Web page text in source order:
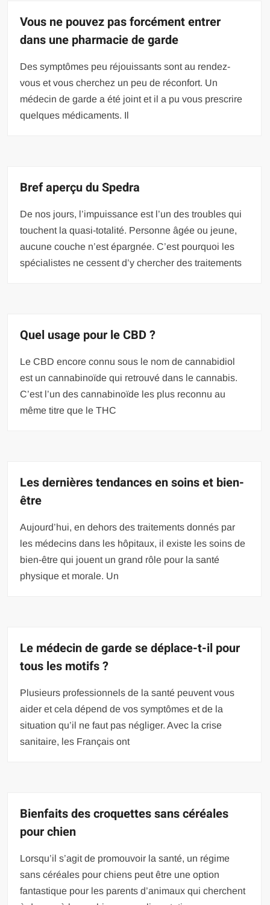
Vous ne pouvez pas forcément entrer
dans une pharmacie de garde
Des symptômes peu réjouissants sont au rendez-
vous et vous cherchez un peu de réconfort. Un
médecin de garde a été joint et il a pu vous prescrire
quelques médicaments. Il
Bref aperçu du Spedra
De nos jours, l’impuissance est l’un des troubles qui
touchent la quasi-totalité. Personne âgée ou jeune,
aucune couche n’est épargnée. C’est pourquoi les
spécialistes ne cessent d’y chercher des traitements
Quel usage pour le CBD ?
Le CBD encore connu sous le nom de cannabidiol
est un cannabinoïde qui retrouvé dans le cannabis.
C’est l’un des cannabinoïde les plus reconnu au
même titre que le THC
Les dernières tendances en soins et bien-
être
Aujourd’hui, en dehors des traitements donnés par
les médecins dans les hôpitaux, il existe les soins de
bien-être qui jouent un grand rôle pour la santé
physique et morale. Un
Le médecin de garde se déplace-t-il pour
tous les motifs ?
Plusieurs professionnels de la santé peuvent vous
aider et cela dépend de vos symptômes et de la
situation qu’il ne faut pas négliger. Avec la crise
sanitaire, les Français ont
Bienfaits des croquettes sans céréales
pour chien
Lorsqu’il s’agit de promouvoir la santé, un régime
sans céréales pour chiens peut être une option
fantastique pour les parents d’animaux qui cherchent